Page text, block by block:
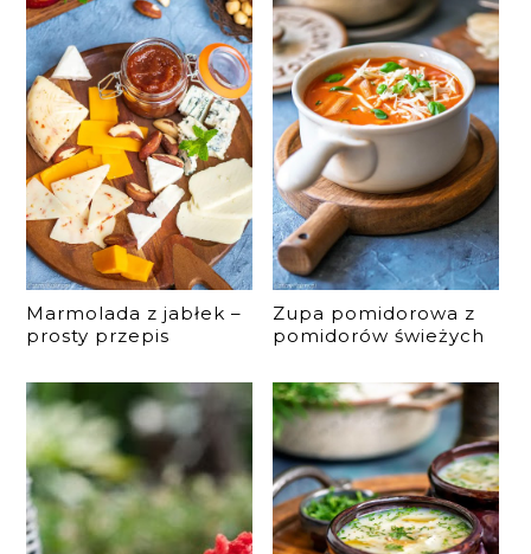
Marmolada z jabłek –
prosty przepis
Zupa pomidorowa z
pomidorów świeżych